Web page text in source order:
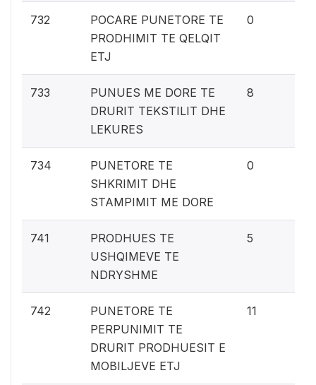
732
POCARE PUNETORE TE
PRODHIMIT TE QELQIT
ETJ
0
733
PUNUES ME DORE TE
DRURIT TEKSTILIT DHE
LEKURES
8
734
PUNETORE TE
SHKRIMIT DHE
STAMPIMIT ME DORE
0
741
PRODHUES TE
USHQIMEVE TE
NDRYSHME
5
742
PUNETORE TE
PERPUNIMIT TE
DRURIT PRODHUESIT E
MOBILJEVE ETJ
11